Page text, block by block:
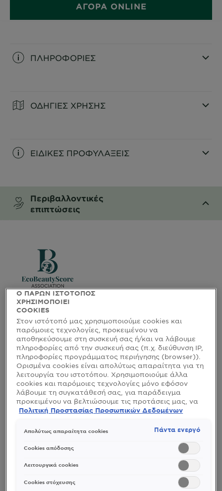
ΑΓΟΡΑ ONLINE
ΠΛΗΡΟΦΟΡΙΕΣ
ΟΔΗΓΙΕΣ ΧΡΗΣΗΣ
ΕΙΔΙΚΕΣ ΠΡΟΦΥΛΑΞΕΙΣ
Περιβαλλοντικές
επιπτώσεις
Ο ΠΑΡΩΝ ΙΣΤΟΤΟΠΟΣ
ΧΡΗΣΙΜΟΠΟΙΕΙ
COOKIES
Στον ιστότοπό μας χρησιμοποιούμε cookies και
παρόμοιες τεχνολογίες, προκειμένου να
αποθηκεύσουμε στη συσκευή σας ή/και να λάβουμε
πληροφορίες από την συσκευή σας (π.χ. διεύθυνση IP,
πληροφορίες προγράμματος περιήγησης (browser)).
Ορισμένα cookies είναι απολύτως απαραίτητα για τη
λειτουργία του ιστοτόπου. Χρησιμοποιούμε άλλα
cookies και παρόμοιες τεχνολογίες μόνο εφόσον
λάβουμε τη συγκατάθεσή σας, για παράδειγμα
προκειμένου να βελτιώσουμε τις προτάσεις μας, να
αναλύσουμε τη χρήση, να προσαρμόσουμε το
αναγνωρίσουμε τον browser/ τη συσκευή σας για τη
δημιουργία προφίλ με τα ενδιαφέροντά σας και να
σας δείχνουμε σχετικό διαφημιστικό περιεχόμενο σε
αποδεχθείτε cookies τα οποία δεν είναι απαραίτητα
(«Αποδοχή όλων»), να τα απορρίψετε («Απόρριψη
όλων») ή να ρυθμίσετε και να αποθηκεύσετε τις
Πολιτική Προστασίας Προσωπικών Δεδομένων
Απολύτως απαραίτητα cookies Πάντα ενεργό
Cookies απόδοσης
Λειτουργικά cookies
Cookies στόχευσης